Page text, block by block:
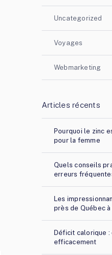
Uncategorized
Voyages
Webmarketing
Articles récents
Pourquoi le zinc
pour la femme
Quels conseils
erreurs
Les
près de Québec
Déficit calorique
efficacement